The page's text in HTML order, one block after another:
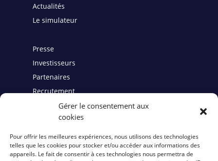
Gérer le consentement aux
cookies
Pour offrir les meilleures expériences, nous utilisons des technologies
telles que les cookies pour stocker et/ou accéder aux informations des
appareils. Le fait de consentir à ces technologies nous permettra de
Actualités
Le simulateur
Presse
Investisseurs
Partenaires
Recrutement
Mentions légales